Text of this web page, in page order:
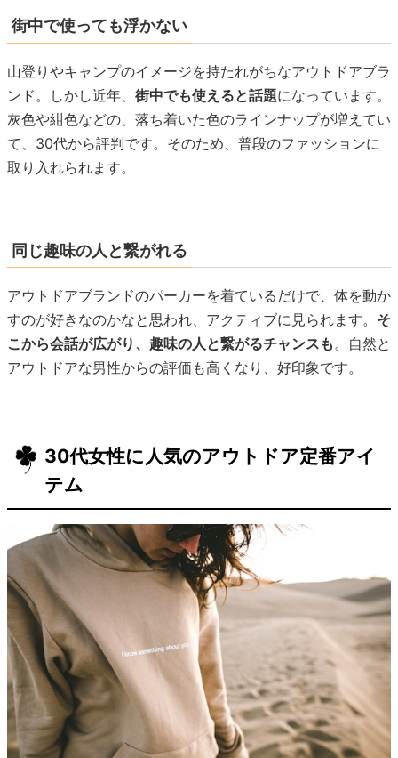
街中で使っても浮かない
山登りやキャンプのイメージを持たれがちなアウトドアブラ
ンド。しかし近年、 街中でも使えると話題になっています。
灰色や紺色などの、落ち着いた色のラインナップが増えてい
て、30代から評判です。そのため、普段のファッションに
取り入れられます。
同じ趣味の人と繋がれる
アウトドアブランドのパーカーを着ているだけで、体を動か
すのが好きなのかなと思われ、アクティブに見られます。 そ
こから会話が広がり、趣味の人と繋がるチャンスも。自然と
アウトドアな男性からの評価も高くなり、好印象です。
30代女性に人気のアウトドア定番アイ
テム